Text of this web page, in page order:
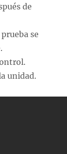
de
se
unidad.